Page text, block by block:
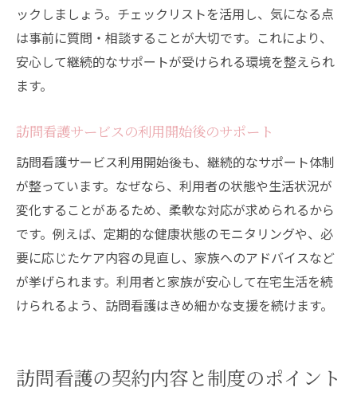
ックしましょう。チェックリストを活用し、気になる点
は事前に質問・相談することが大切です。これにより、
安心して継続的なサポートが受けられる環境を整えられ
ます。
訪問看護サービスの利用開始後のサポート
訪問看護サービス利用開始後も、継続的なサポート体制
が整っています。なぜなら、利用者の状態や生活状況が
変化することがあるため、柔軟な対応が求められるから
です。例えば、定期的な健康状態のモニタリングや、必
要に応じたケア内容の見直し、家族へのアドバイスなど
が挙げられます。利用者と家族が安心して在宅生活を続
けられるよう、訪問看護はきめ細かな支援を続けます。
訪問看護の契約内容と制度のポイント